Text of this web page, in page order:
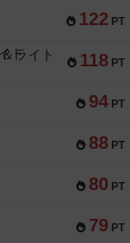
122 PT
118 PT
ライト
94 PT
88 PT
80 PT
79 PT